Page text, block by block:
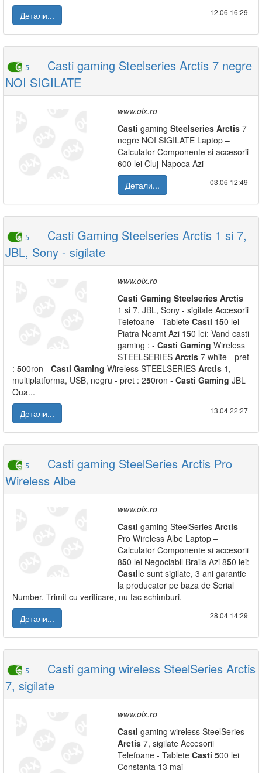
Детали...
12.06|16:29
5
Casti gaming Steelseries Arctis 7 negre
NOI SIGILATE
www.olx.ro
Casti gaming Steelseries Arctis 7
negre NOI SIGILATE Laptop –
Calculator Componente si accesorii
600 lei Cluj-Napoca Azi
Детали...
03.06|12:49
5
Casti Gaming Steelseries Arctis 1 si 7,
JBL, Sony - sigilate
www.olx.ro
Casti Gaming Steelseries Arctis
1 si 7, JBL, Sony - sigilate Accesorii
Telefoane - Tablete Casti 150 lei
Piatra Neamt Azi 150 lei: Vand casti
gaming : - Casti Gaming Wireless
STEELSERIES Arctis 7 white - pret
: 500ron - Casti Gaming Wireless STEELSERIES Arctis 1,
multiplatforma, USB, negru - pret : 250ron - Casti Gaming JBL
Qua...
Детали...
13.04|22:27
5
Casti gaming SteelSeries Arctis Pro
Wireless Albe
www.olx.ro
Casti gaming SteelSeries Arctis
Pro Wireless Albe Laptop –
Calculator Componente si accesorii
850 lei Negociabil Braila Azi 850 lei:
Castile sunt sigilate, 3 ani garantie
la producator pe baza de Serial
Number. Trimit cu verificare, nu fac schimburi.
Детали...
28.04|14:29
5
Casti gaming wireless SteelSeries Arctis
7, sigilate
www.olx.ro
Casti gaming wireless SteelSeries
Arctis 7, sigilate Accesorii
Telefoane - Tablete Casti 500 lei
Constanta 13 mai